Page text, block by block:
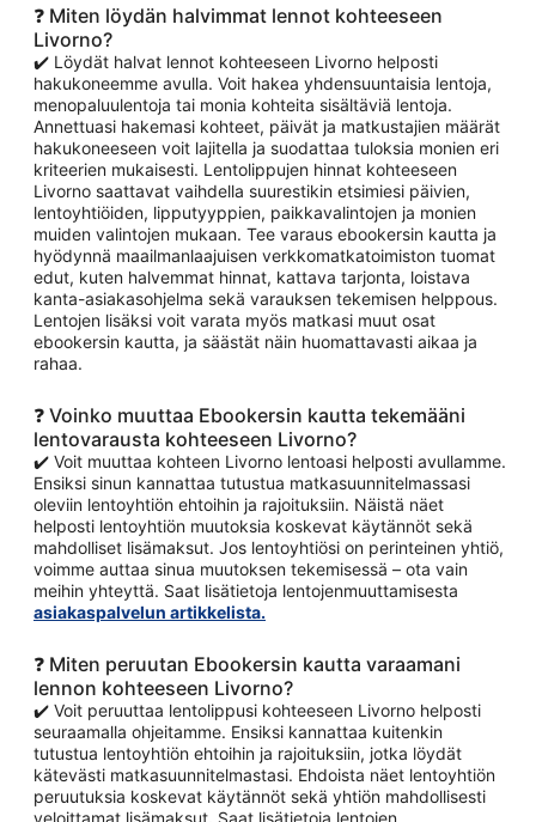
❓ Miten löydän halvimmat lennot kohteeseen
Livorno?
✔️ Löydät halvat lennot kohteeseen Livorno helposti
hakukoneemme avulla. Voit hakea yhdensuuntaisia lentoja,
menopaluulentoja tai monia kohteita sisältäviä lentoja.
Annettuasi hakemasi kohteet, päivät ja matkustajien määrät
hakukoneeseen voit lajitella ja suodattaa tuloksia monien eri
kriteerien mukaisesti. Lentolippujen hinnat kohteeseen
Livorno saattavat vaihdella suurestikin etsimiesi päivien,
lentoyhtiöiden, lipputyyppien, paikkavalintojen ja monien
muiden valintojen mukaan. Tee varaus ebookersin kautta ja
hyödynnä maailmanlaajuisen verkkomatkatoimiston tuomat
edut, kuten halvemmat hinnat, kattava tarjonta, loistava
kanta-asiakasohjelma sekä varauksen tekemisen helppous.
Lentojen lisäksi voit varata myös matkasi muut osat
ebookersin kautta, ja säästät näin huomattavasti aikaa ja
rahaa.
❓ Voinko muuttaa Ebookersin kautta tekemääni
lentovarausta kohteeseen Livorno?
✔️ Voit muuttaa kohteen Livorno lentoasi helposti avullamme.
Ensiksi sinun kannattaa tutustua matkasuunnitelmassasi
oleviin lentoyhtiön ehtoihin ja rajoituksiin. Näistä näet
helposti lentoyhtiön muutoksia koskevat käytännöt sekä
mahdolliset lisämaksut. Jos lentoyhtiösi on perinteinen yhtiö,
voimme auttaa sinua muutoksen tekemisessä – ota vain
meihin yhteyttä. Saat lisätietoja lentojenmuuttamisesta
asiakaspalvelun artikkelista.
❓ Miten peruutan Ebookersin kautta varaamani
lennon kohteeseen Livorno?
✔️ Voit peruuttaa lentolippusi kohteeseen Livorno helposti
seuraamalla ohjeitamme. Ensiksi kannattaa kuitenkin
tutustua lentoyhtiön ehtoihin ja rajoituksiin, jotka löydät
kätevästi matkasuunnitelmastasi. Ehdoista näet lentoyhtiön
peruutuksia koskevat käytännöt sekä yhtiön mahdollisesti